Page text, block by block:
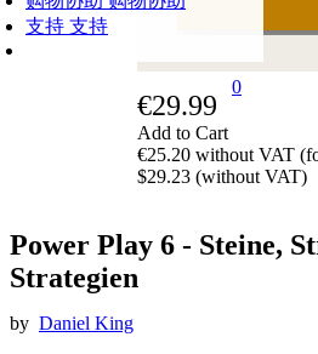
支持 支持
0
€29.99
Add to Cart
€25.20 without VAT
$29.23 (without VAT)
Power Play 6 - Steine,
Strategien
by Daniel King